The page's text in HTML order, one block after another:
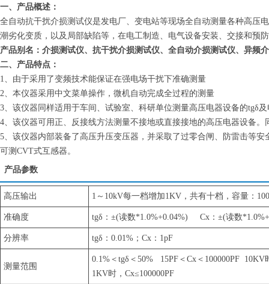
一、产品概述：
全自动抗干扰介损测试仪是发电厂、变电站等现场全自动测量各种高压
潮劣化变质，以及局部缺陷等，在电工制造、电气设备安装、交接和预
产品别名：介损测试仪、抗干扰介损测试仪、全自动介损测试仪、异频
二、产品特点：
1、由于采用了变频技术能保证在强电场干扰下准确测量
2、本仪器采用中文菜单操作，微机自动完成全过程的测量
3、该仪器同样适用于车间、试验室、科研单位测量高压电器设备的tgδ
4、该仪器可用正、反接线方法测量不接地或直接接地的高压电器设备
5、该仪器内部装备了高压升压变压器，并采取了过零合闸、防雷击等
可测CVT式互感器。
产品参数
高压输出 1～10kV每一档增加1KV，共有十档，容量：
准确度 tgδ：±(读数*1.0%+0.04%) Cx：±(读数
分辨率 tgδ：0.01%；Cx：1pF
测量范围
0.1%＜tgδ＜50% 15PF＜Cx＜100000PF 10KV
1KV时，Cx≤100000PF